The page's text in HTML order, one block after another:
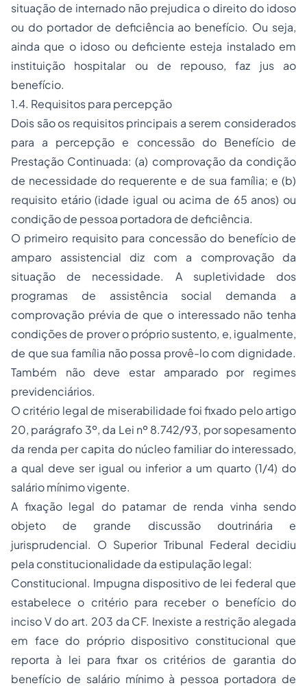
situação de internado não prejudica o direito do idoso
ou do portador de deficiência ao benefício. Ou seja,
ainda que o idoso ou deficiente esteja instalado em
instituição hospitalar ou de repouso, faz jus ao
benefício.
1.4. Requisitos para percepção
Dois são os requisitos principais a serem considerados
para a percepção e concessão do Benefício de
Prestação Continuada: (a) comprovação da condição
de necessidade do requerente e de sua família; e (b)
requisito etário (idade igual ou acima de 65 anos) ou
condição de pessoa portadora de deficiência.
O primeiro requisito para concessão do benefício de
amparo assistencial diz com a comprovação da
situação de necessidade. A supletividade dos
programas de assistência social demanda a
comprovação prévia de que o interessado não tenha
condições de prover o próprio sustento, e, igualmente,
de que sua família não possa provê-lo com dignidade.
Também não deve estar amparado por regimes
previdenciários.
O critério legal de miserabilidade foi fixado pelo artigo
20, parágrafo 3º, da Lei nº 8.742/93, por sopesamento
da renda per capita do núcleo familiar do interessado,
a qual deve ser igual ou inferior a um quarto (1/4) do
salário mínimo vigente.
A fixação legal do patamar de renda vinha sendo
objeto de grande discussão doutrinária e
jurisprudencial. O Superior Tribunal Federal decidiu
pela constitucionalidade da estipulação legal:
Constitucional. Impugna dispositivo de lei federal que
estabelece o critério para receber o benefício do
inciso V do art. 203 da CF. Inexiste a restrição alegada
em face do próprio dispositivo constitucional que
reporta à lei para fixar os critérios de garantia do
benefício de salário mínimo à pessoa portadora de